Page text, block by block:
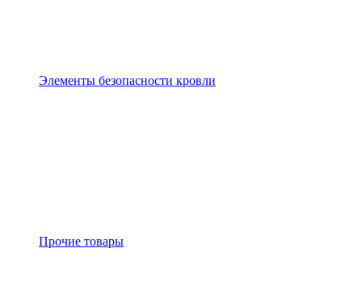
Элементы безопасности кровли
Прочие товары